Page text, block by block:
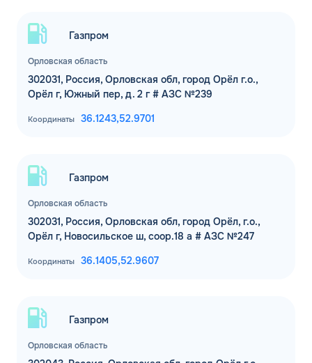
Орловская область
Газпром
302031, Россия, Орловская обл, город Орёл г.о.,
Орёл г, Южный пер, д. 2 г # АЗС №239
Координаты 36.1243,52.9701
Орловская область
Газпром
302031, Россия, Орловская обл, город Орёл, г.о.,
Орёл г, Новосильское ш, соор.18 а # АЗС №247
Координаты 36.1405,52.9607
Орловская область
Газпром